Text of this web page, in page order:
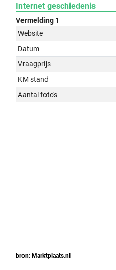
Internet geschiedenis
Vermelding 1
Website
Datum
Vraagprijs
KM stand
Aantal foto's
bron: Marktplaats.nl